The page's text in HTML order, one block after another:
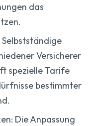
das
Versicherer
spezielle Tarife
bestimmter
Die Anpassung